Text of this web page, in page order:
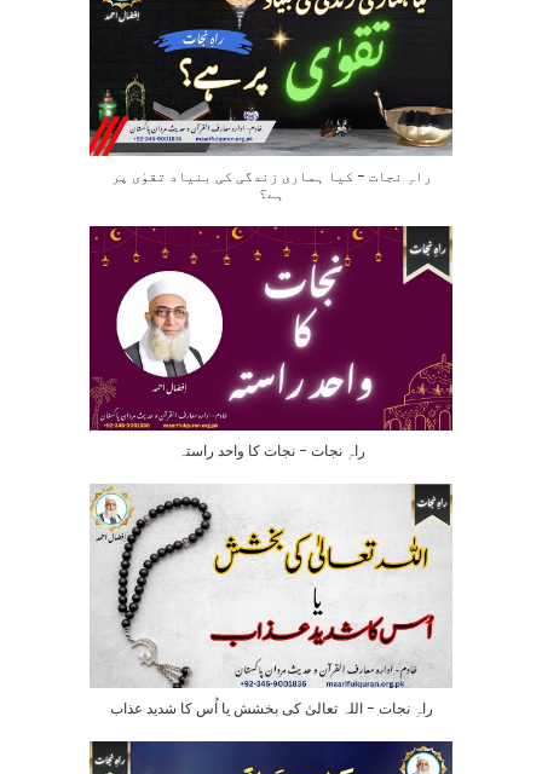
راہِ نجات – کیا ہماری زندگی کی بنیاد تقوٰی پر
ہے؟
راہِ نجات – نجات کا واحد راستہ
راہِ نجات – اللہ تعالیٰ کی بخشش یا اُس کا شدید عذاب